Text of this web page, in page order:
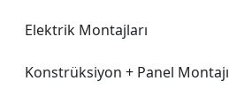
Elektrik Montajları
Konstrüksiyon + Panel Montajı